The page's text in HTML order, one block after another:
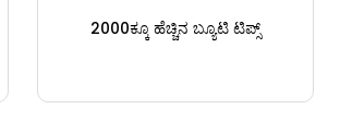
2000ಕ್ಕೂ ಹೆಚ್ಚಿನ ಬ್ಯೂಟಿ ಟಿಪ್ಸ್